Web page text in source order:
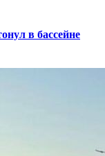
в бассейне